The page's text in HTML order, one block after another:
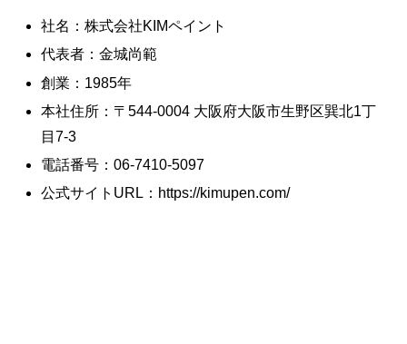
社名：株式会社KIMペイント
代表者：金城尚範
創業：1985年
本社住所：〒544-0004 大阪府大阪市生野区巽北1丁
目7-3
電話番号：06-7410-5097
公式サイトURL：https://kimupen.com/